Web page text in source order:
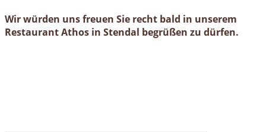
Wir würden uns freuen Sie recht bald in unserem
Restaurant Athos in Stendal begrüßen zu dürfen.